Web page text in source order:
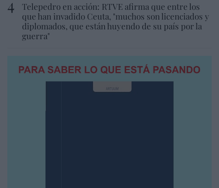
Telepedro en acción: RTVE afirma que entre los
que han invadido Ceuta, "muchos son licenciados y
diplomados, que están huyendo de su país por la
guerra"